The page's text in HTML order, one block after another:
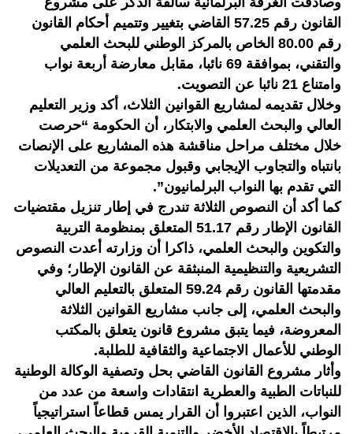
القانون رقم 57.25 القاضي بتغيير وتتميم أحكام القانون
رقم 80.00 الخاص بالمركز الوطني للبحث العلمي
والتقني، بموافقة 69 نائبا، مقابل معارضة أربعة نواب
وامتناع 21 نائبا عن التصويت.
وخلال تقديمه لمشاريع القوانين الثلاث، أكد وزير التعليم
العالي والبحث العلمي والابتكار، أن الحكومة “حرصت
خلال مختلف مراحل مناقشة هذه المشاريع على الإنصات
بانتباه والتجاوب الإيجابي وقبول مجموعة من التعديلات
التي تقدم بها النواب البرلمانيون”.
كما أكد أن النصوص الثلاثة تندرج في إطار تنزيل مقتضيات
القانون الإطار رقم 51.17 المتعلق بمنظومة التربية
والتكوين والبحث العلمي، ذاكرا أن وزارته أعدت النصوص
التشريعية والتنظيمية المنبثقة عن القانون الإطار؛ وفي
مقدمتها القانون رقم 59.24 المتعلق بالتعليم العالي
والبحث العلمي، إلى جانب مشاريع القوانين الثلاثة
المعروضة، فيما يتبق مشروع قانون يتعلق بالمكتب
الوطني للأعمال الاجتماعية والثقافية للطلبة.
وأثار مشروع القانون القاضي بحل وتصفية الوكالة الوطنية
للنباتات الطبية والعطرية انتقادات واسعة من عدد من
النواب، الذين اعتبروا أن القرار يمس قطاعاً استراتيجياً